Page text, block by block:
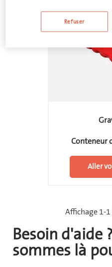
Conteneur
Aller
Affichage 1-
Besoin d'aide
sommes là
Refuser